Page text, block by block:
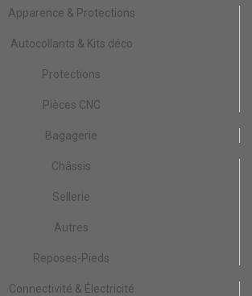
Apparence & Protections
Autocollants & Kits déco
Protections
Pièces CNC
Bagagerie
Châssis
Sellerie
Autres
Reposes-Pieds
Connectivité & Électricité